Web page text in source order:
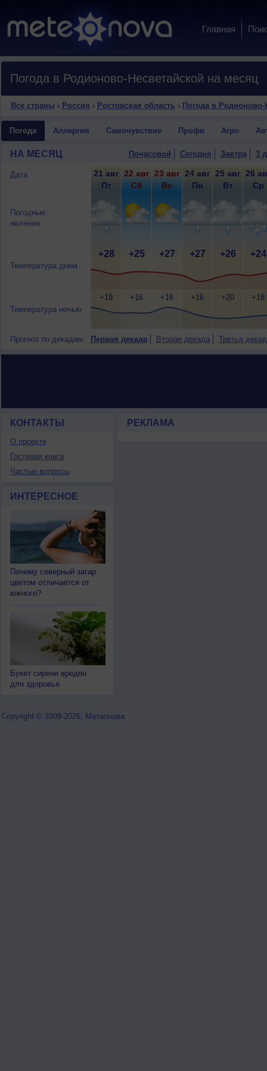
Главная
Погода в Родионово-Несветайской на месяц
Все страны › Россия › Ростовская область › Погода в Родионово-
Погода Аллергия Самочувствие Профи Агро
НА МЕСЯЦ Почасовой Сегодня Завтра 3
Дата
Погодные
явления
Температура днем
Температура ночью
21 авг
Пт
+28
+19
22 авг
Сб
+25
+16
23 авг
Вс
+27
+16
24 авг
Пн
+27
+16
25 авг
Вт
+26
+20
26
Ср
+24
+18
Прогноз по декадам: Первая декада Вторая декада Третья
КОНТАКТЫ
О проекте
Гостевая книга
Частые вопросы
ИНТЕРЕСНОЕ
Почему северный загар
цветом отличается от
южного?
Букет сирени вреден
для здоровья
РЕКЛАМА
Copyright © 2009-2026, Метеонова